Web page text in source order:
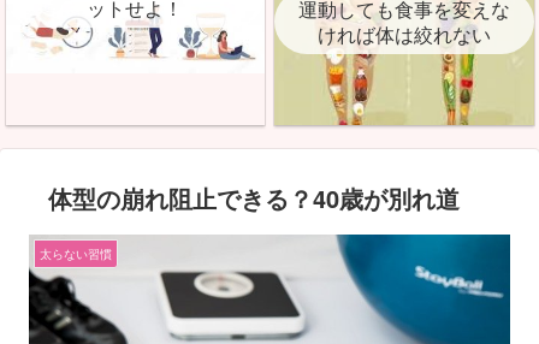
ットせよ！
運動しても食事を変えな
ければ体は絞れない
体型の崩れ阻止できる？40歳が別れ道
太らない習慣